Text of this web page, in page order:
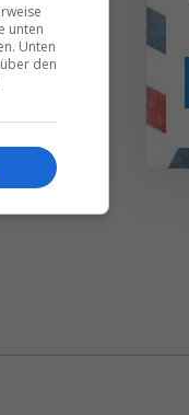
unten
Unten
den